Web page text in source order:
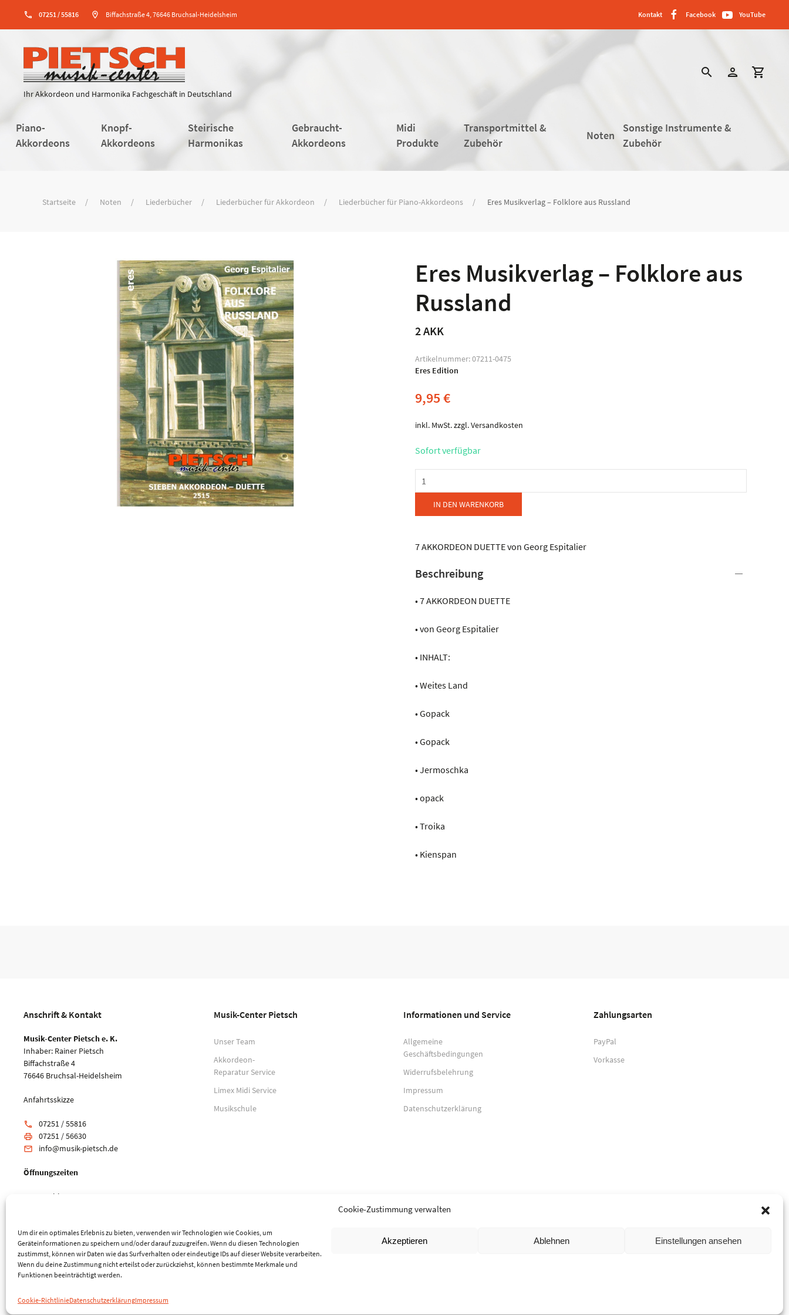
Cookie-Zustimmung verwalten
Um dir ein optimales Erlebnis zu bieten, verwenden wir Technologien wie Cookies, um
Geräteinformationen zu speichern und/oder darauf zuzugreifen. Wenn du diesen Technologien
zustimmst, können wir Daten wie das Surfverhalten oder eindeutige IDs auf dieser Website verarbeiten.
Wenn du deine Zustimmung nicht erteilst oder zurückziehst, können bestimmte Merkmale und
Funktionen beeinträchtigt werden.
Akzeptieren Ablehnen Einstellungen ansehen
Cookie-RichtlinieDatenschutzerklärungImpressum
phone 07251 / 55816 location_on Biffachstraße 4, 76646 Bruchsal-Heidelsheim Kontakt Facebook YouTube
Ihr Akkordeon und Harmonika Fachgeschäft in Deutschland
search person shopping_cart
Piano-
Akkordeons
Knopf-
Akkordeons
Steirische
Harmonikas
Gebraucht-
Akkordeons
Midi
Produkte
Transportmittel &
Zubehör
Noten
Sonstige Instrumente &
Zubehör
Startseite Noten Liederbücher Liederbücher für Akkordeon Liederbücher für Piano-Akkordeons Eres Musikverlag – Folklore aus Russland
Eres Musikverlag – Folklore aus
Russland
2 AKK
Artikelnummer:07211-0475
Eres Edition
9,95€
inkl. MwSt.zzgl.Versandkosten
Sofort verfügbar
Eres
Musikverlag
Folklore
Russland
IN DEN WARENKORB
7 AKKORDEON DUETTE von Georg Espitalier
Beschreibung
• 7 AKKORDEON DUETTE
• von Georg Espitalier
• INHALT:
• Weites Land
• Gopack
• Gopack
• Jermoschka
• opack
• Troika
• Kienspan
Anschrift & Kontakt
Musik-Center Pietsch e. K.
Inhaber: Rainer Pietsch
Biffachstraße 4
76646 Bruchsal-Heidelsheim
Anfahrtsskizze
phone 07251 / 55816
print 07251 / 56630
email info@musik-pietsch.de
Öffnungszeiten
Mo: geschlossen
Musik-Center Pietsch
Unser Team
Akkordeon-
Reparatur Service
Limex Midi Service
Musikschule
Informationen und Service
Allgemeine
Geschäftsbedingungen
Widerrufsbelehrung
Impressum
Datenschutzerklärung
Zahlungsarten
PayPal
Vorkasse